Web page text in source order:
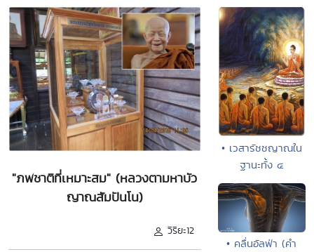
"ภพชาติที่เหมาะสม" (หลวงตามหาบัว
ญาณสัมปันโน)
วิริยะ12
• เวสารัชชญาณใน
ฐานะทั้ง ๔
• คลื่นอัลฟ่า (คำ